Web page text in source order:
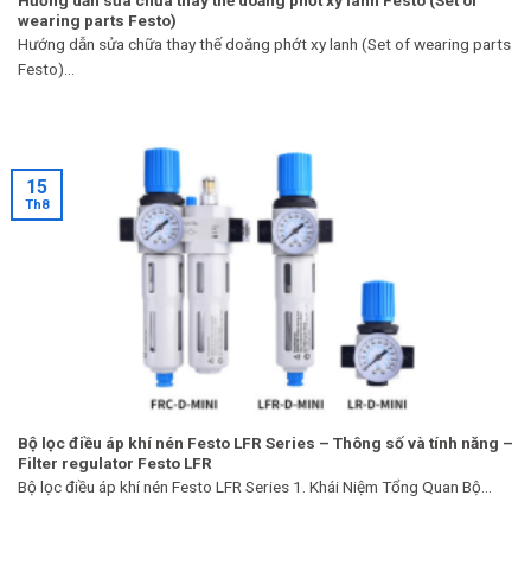
wearing parts Festo)
Hướng dẫn sửa chữa thay thế doăng phớt xy lanh (Set of wearing parts
Festo)...
Bộ lọc điều áp khí nén Festo LFR Series – Thông số và tính năng –
Filter regulator Festo LFR
Bộ lọc điều áp khí nén Festo LFR Series 1. Khái Niệm Tổng Quan Bộ...
15
Th8